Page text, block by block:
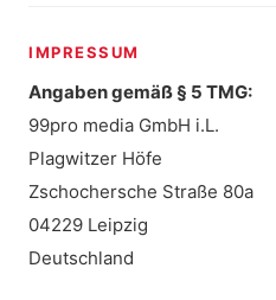
IMPRESSUM
Angaben gemäß § 5 TMG:
99pro media GmbH i.L.
Plagwitzer Höfe
Zschochersche Straße 80a
04229 Leipzig
Deutschland